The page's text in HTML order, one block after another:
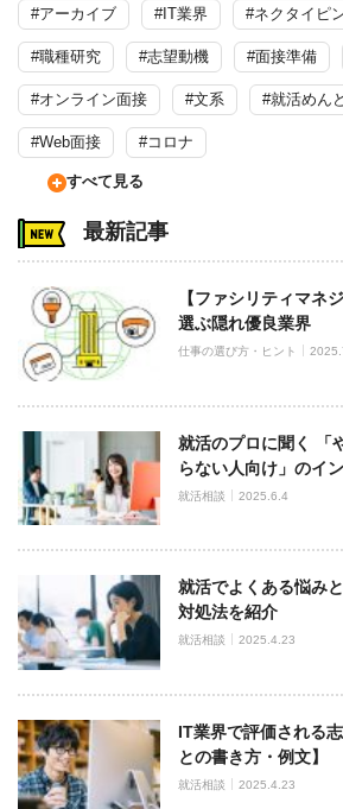
#アーカイブ #IT業界 #ネクタイピ
#職種研究 #志望動機 #面接準備
#オンライン面接 #文系 #就活めん
#Web面接 #コロナ
すべて見る
最新記事
【ファシリティマネ
選ぶ隠れ優良業界
仕事の選び方・ヒント
就活のプロに聞く 「
らない人向け」のイ
就活相談 2025.6.4
就活でよくある悩み
対処法を紹介
就活相談 2025.4.23
IT業界で評価される
との書き方・例文】
就活相談 2025.4.23